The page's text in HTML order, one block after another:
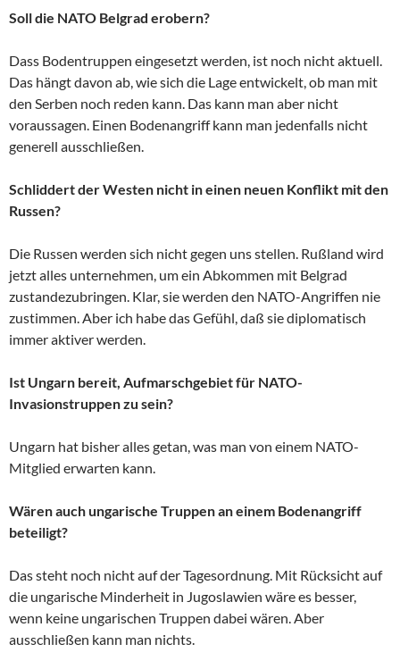
Soll die NATO Belgrad erobern?
Dass Bodentruppen eingesetzt werden, ist noch nicht aktuell.
Das hängt davon ab, wie sich die Lage entwickelt, ob man mit
den Serben noch reden kann. Das kann man aber nicht
voraussagen. Einen Bodenangriff kann man jedenfalls nicht
generell ausschließen.
Schliddert der Westen nicht in einen neuen Konflikt mit den
Russen?
Die Russen werden sich nicht gegen uns stellen. Rußland wird
jetzt alles unternehmen, um ein Abkommen mit Belgrad
zustandezubringen. Klar, sie werden den NATO-Angriffen nie
zustimmen. Aber ich habe das Gefühl, daß sie diplomatisch
immer aktiver werden.
Ist Ungarn bereit, Aufmarschgebiet für NATO-
Invasionstruppen zu sein?
Ungarn hat bisher alles getan, was man von einem NATO-
Mitglied erwarten kann.
Wären auch ungarische Truppen an einem Bodenangriff
beteiligt?
Das steht noch nicht auf der Tagesordnung. Mit Rücksicht auf
die ungarische Minderheit in Jugoslawien wäre es besser,
wenn keine ungarischen Truppen dabei wären. Aber
ausschließen kann man nichts.